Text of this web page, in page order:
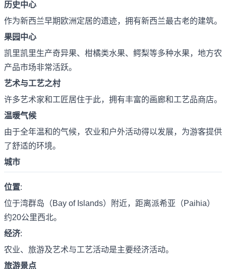
历史中心
作为新西兰早期欧洲定居的遗迹，拥有新西兰最古老的建筑。
果园中心
凯里凯里生产奇异果、柑橘类水果、鳄梨等多种水果，地方农
产品市场非常活跃。
艺术与工艺之村
许多艺术家和工匠居住于此，拥有丰富的画廊和工艺品商店。
温暖气候
由于全年温和的气候，农业和户外活动得以发展，为游客提供
了舒适的环境。
城市
位置:
位于湾群岛（Bay of Islands）附近，距离派希亚（Paihia）
约20公里西北。
经济:
农业、旅游及艺术与工艺活动是主要经济活动。
旅游景点